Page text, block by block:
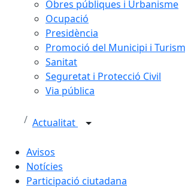
Obres públiques i Urbanisme
Ocupació
Presidència
Promoció del Municipi i
Sanitat
Seguretat i Protecció Civil
Via pública
Actualitat
Avisos
Notícies
Participació ciutadana